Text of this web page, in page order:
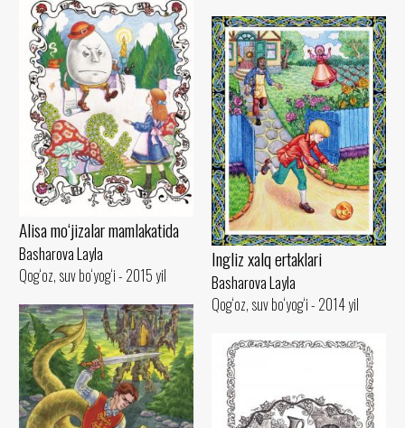
Alisa mo‘jizalar mamlakatida
Basharova Layla
Qog‘oz, suv bo‘yog‘i - 2015 yil
Ingliz xalq ertaklari
Basharova Layla
Qog‘oz, suv bo‘yog‘i - 2014 yil